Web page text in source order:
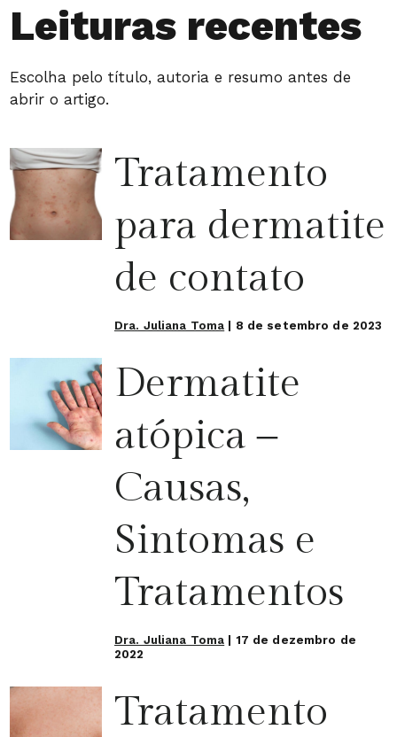
Leituras recentes
Escolha pelo título, autoria e resumo antes de
abrir o artigo.
Tratamento
para dermatite
de contato
Dra. Juliana Toma 8 de setembro de 2023
Dermatite
atópica –
Causas,
Sintomas e
Tratamentos
Dra. Juliana Toma
17 de dezembro de
2022
Tratamento